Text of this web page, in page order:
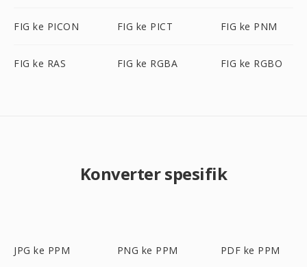
FIG ke PICON FIG ke PICT FIG ke PNM
FIG ke RAS FIG ke RGBA FIG ke RGBO
Konverter spesifik
JPG ke PPM PNG ke PPM PDF ke PPM